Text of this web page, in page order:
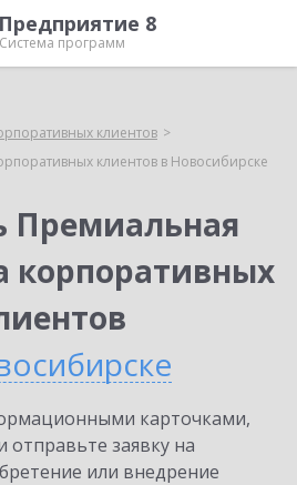
8
Система программ
клиентов
клиентов в Новосибирске
Премиальная
корпоративных
карточками,
отправьте заявку на
или внедрение